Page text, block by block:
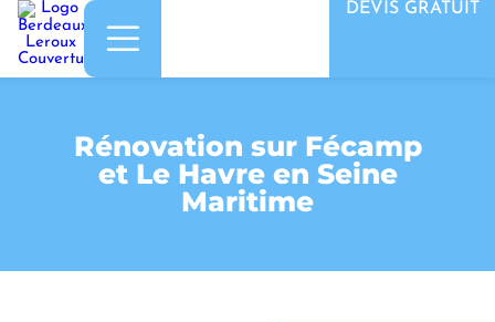
DEVIS GRATUIT
Rénovation sur Fécamp
et Le Havre en Seine
Maritime